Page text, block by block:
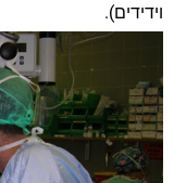
וידידים).